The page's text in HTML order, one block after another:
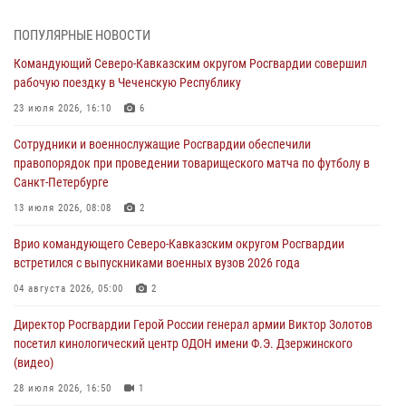
в честь юбилея ведомства
08 августа 2026, 09:03
медицины с учетом опыта СВО
08 августа 2026, 09:00
В Кабардино-Балкарии сотрудники Росгвардии провели турнир по
08 августа 2026, 07:00
Военнослужащие Софринской бригады Росгвардии встретились с
дорогой к Победе в СВО» (видео)
ПОПУЛЯРНЫЕ НОВОСТИ
Командующий Северо-Кавказским округом Росгвардии совершил
рабочую поездку в Чеченскую Республику
23 июля 2026, 16:10 6
Сотрудники и военнослужащие Росгвардии обеспечили
правопорядок при проведении товарищеского матча по футболу в
Санкт-Петербурге
13 июля 2026, 08:08 2
Врио командующего Северо-Кавказским округом Росгвардии
встретился с выпускниками военных вузов 2026 года
04 августа 2026, 05:00 2
Директор Росгвардии Герой России генерал армии Виктор Золотов
посетил кинологический центр ОДОН имени Ф.Э. Дзержинского
(видео)
28 июля 2026, 16:50 1